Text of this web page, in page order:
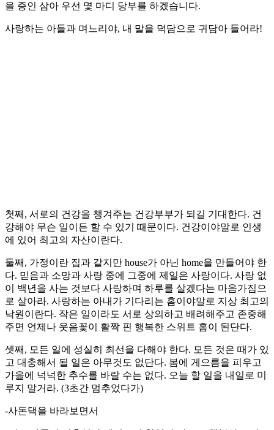
을 증인 삼아 우선 몇 마디 당부를 하겠습니다.
사랑하는 아들과 며느리야, 내 말을 덕담으로 귀담아 들어라!
첫째, 서로의 건강을 챙겨주는 건강부부가 되길 기대한다. 건
강해야 무슨 일이든 할 수 있기 때문이다. 건강이야말로 인생
에 있어 최고의 자산이란다.
둘째, 가정이란 집과 같지만 house가 아닌 home을 만들어야 한
다. 믿음과 소망과 사랑 중에 그중에 제일은 사랑이다. 사랑 없
이 백년을 사는 것보다 사랑하며 하루를 살겠다는 마음가짐으
로 살아라. 사랑하는 아내가 기다리는 홈이야말로 지상 최고의
낙원이란다. 작은 일이라도 서로 상의하고 배려해주고 존중해
주면 언제나 웃음꽃이 활짝 핀 행복한 스위트 홈이 된단다.
셋째, 모든 일에 성실히 최선을 다해야 한다. 모든 것은 때가 있
고 대충해서 될 일은 아무것도 없단다. 봄에 게으름을 피우고
가을에 넉넉한 추수를 바랄 수는 없다. 오늘 할 일을 내일로 미
루지 말거라. (3초간 멈추었다가)
-사돈댁을 바라보면서